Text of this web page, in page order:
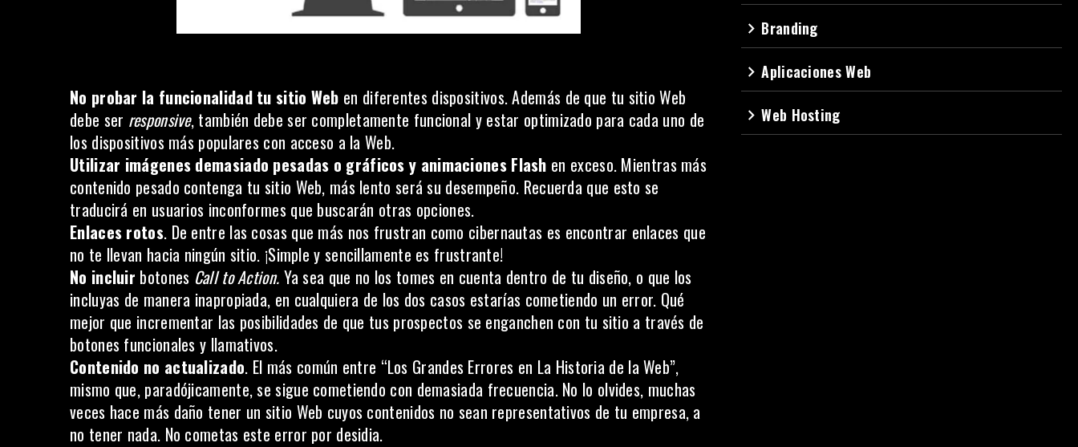
No probar la funcionalidad tu sitio Web en diferentes dispositivos. Además de que tu sitio Web
debe ser responsive, también debe ser completamente funcional y estar optimizado para cada uno de
los dispositivos más populares con acceso a la Web.
Utilizar imágenes demasiado pesadas o gráficos y animaciones Flash en exceso. Mientras más
contenido pesado contenga tu sitio Web, más lento será su desempeño. Recuerda que esto se
traducirá en usuarios inconformes que buscarán otras opciones.
Enlaces rotos. De entre las cosas que más nos frustran como cibernautas es encontrar enlaces que
no te llevan hacia ningún sitio. ¡Simple y sencillamente es frustrante!
No incluir botones Call to Action. Ya sea que no los tomes en cuenta dentro de tu diseño, o que los
incluyas de manera inapropiada, en cualquiera de los dos casos estarías cometiendo un error. Qué
mejor que incrementar las posibilidades de que tus prospectos se enganchen con tu sitio a través de
botones funcionales y llamativos.
Contenido no actualizado. El más común entre “Los Grandes Errores en La Historia de la Web”,
mismo que, paradójicamente, se sigue cometiendo con demasiada frecuencia. No lo olvides, muchas
veces hace más daño tener un sitio Web cuyos contenidos no sean representativos de tu empresa, a
no tener nada. No cometas este error por desidia.
navigate_next Branding
navigate_nextAplicaciones Web
navigate_nextWeb Hosting